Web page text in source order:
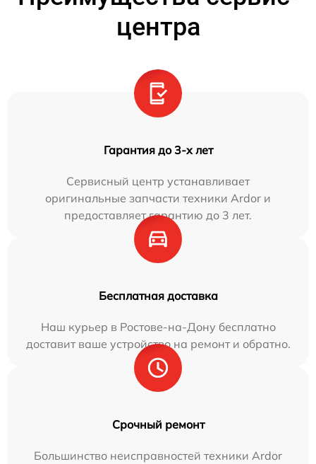
центра
Гарантия до 3-х лет
Сервисный центр устанавливает
оригинальные запчасти техники Ardor и
предоставляет гарантию до 3 лет.
Бесплатная доставка
Наш курьер в Ростове-на-Дону бесплатно
доставит ваше устройство на ремонт и обратно.
Срочный ремонт
Большинство неисправностей техники Ardor